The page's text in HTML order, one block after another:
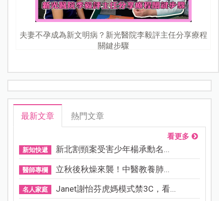
夫妻不孕成為新文明病？新光醫院李毅評主任分享療程
關鍵步驟
最新文章 熱門文章
看更多
新知快遞 新北割頸案受害少年楊承勳名...
醫師專欄 立秋後秋燥來襲！中醫教養肺...
名人家庭 Janet謝怡芬虎媽模式禁3C，看...